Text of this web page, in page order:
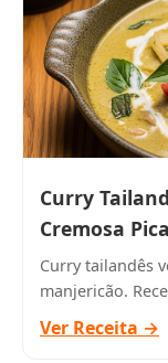
Curry
Cremosa
Curry tailandês
manjericão.
Ver Receita →